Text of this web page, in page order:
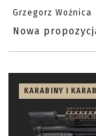
Grzegorz Woźnica
Nowa
KARABINY I